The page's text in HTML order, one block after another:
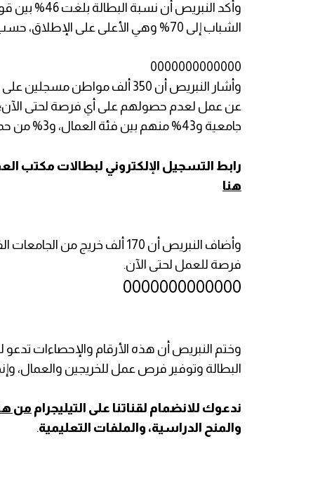
وأكد
الشباب إلى 70% وهي الأعلى على الإطلاق، حسب الإحصاءات الرسمية.
0000000000000
وأشار النبريص أن 350 ألف
جامعية و43% منهم بين فئة العمال، و3% من حملة المؤهلات المهنية.
رابط التسجيل الإلكتروني لبطالات مكتب
هنا
وأضاف النبريص أن 170 ألف
فرصة للعمل لحتى الآن.
0000000000000
وختم النبريص أن هذه الأرقام والإحصاءات
البطالة وتوفير فرص عمل للخريجين والعمال،
ندعوك للانضمام لقناتنا على التيليجرام من
والمنح الدراسية، والملفات التعليمية.